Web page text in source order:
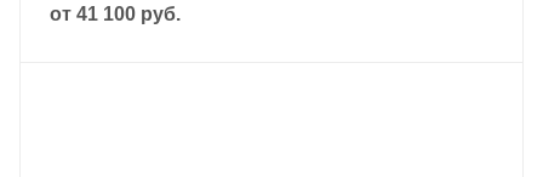
от 41 100 руб.